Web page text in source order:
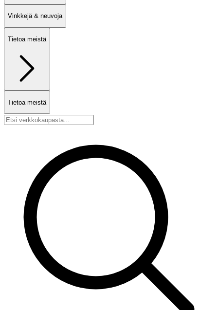
Vinkkejä & neuvoja
Tietoa meistä
Tietoa meistä